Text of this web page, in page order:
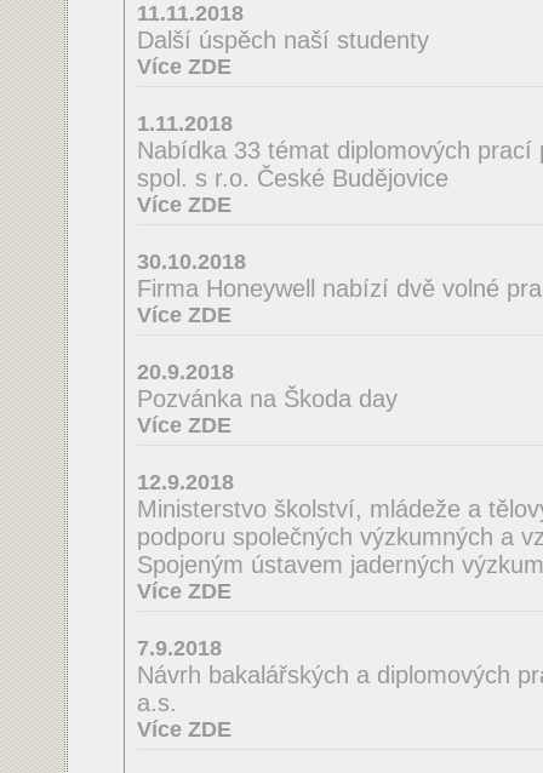
11.11.2018
Další úspěch naší studenty
Více ZDE
1.11.2018
Nabídka 33 témat diplomových prací
spol. s r.o. České Budějovice
Více ZDE
30.10.2018
Firma Honeywell nabízí dvě volné
Více ZDE
20.9.2018
Pozvánka na Škoda day
Více ZDE
12.9.2018
Ministerstvo školství, mládeže a
podporu společných výzkumných a
Spojeným ústavem jaderných
Více ZDE
7.9.2018
Návrh bakalářských a diplomových
a.s.
Více ZDE